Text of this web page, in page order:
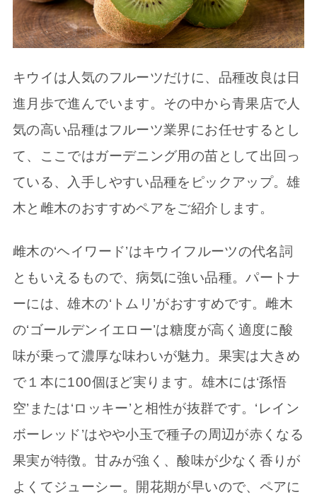
キウイは人気のフルーツだけに、品種改良は日
進月歩で進んでいます。その中から青果店で人
気の高い品種はフルーツ業界にお任せするとし
て、ここではガーデニング用の苗として出回っ
ている、入手しやすい品種をピックアップ。雄
木と雌木のおすすめペアをご紹介します。
雌木の‘ヘイワード’はキウイフルーツの代名詞
ともいえるもので、病気に強い品種。パートナ
ーには、雄木の‘トムリ’がおすすめです。雌木
の‘ゴールデンイエロー’は糖度が高く適度に酸
味が乗って濃厚な味わいが魅力。果実は大きめ
で１本に100個ほど実ります。雄木には‘孫悟
空’または‘ロッキー’と相性が抜群です。‘レイン
ボーレッド’はやや小玉で種子の周辺が赤くなる
果実が特徴。甘みが強く、酸味が少なく香りが
よくてジューシー。開花期が早いので、ペアに